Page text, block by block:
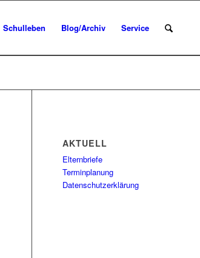
Schulleben Blog/Archiv Service
AKTUELL
Elternbriefe
Terminplanung
Datenschutzerklärung